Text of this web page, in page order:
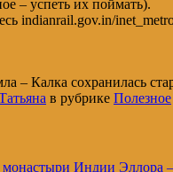
– успеть их поймать).
indianrail.gov.in/
– Калка сохранилась
в рубрике Полезное
Индии Эллора